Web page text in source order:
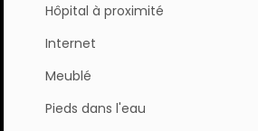
Hôpital à proximité
Internet
Meublé
Pieds dans l'eau